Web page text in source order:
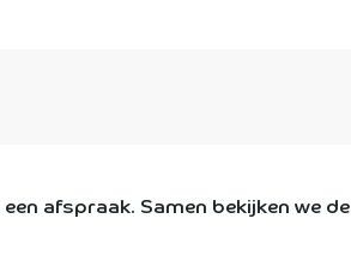
afspraak. Samen bekijken we de